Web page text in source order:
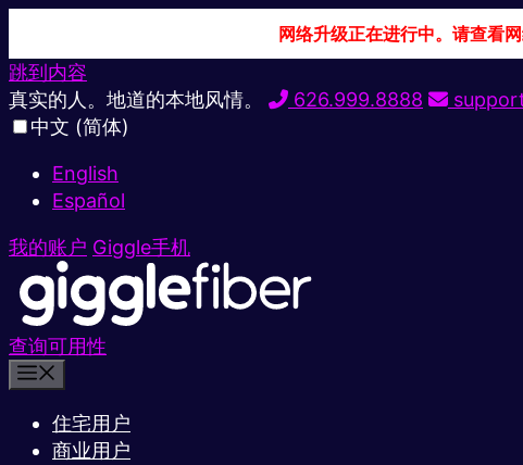
网络升级正在进行中。请查看
跳到内容
真实的人。地道的本地风情。
626.999.8888
中文 (简体)
English
Español
我的账户 Giggle手机
查询可用性
住宅用户
商业用户